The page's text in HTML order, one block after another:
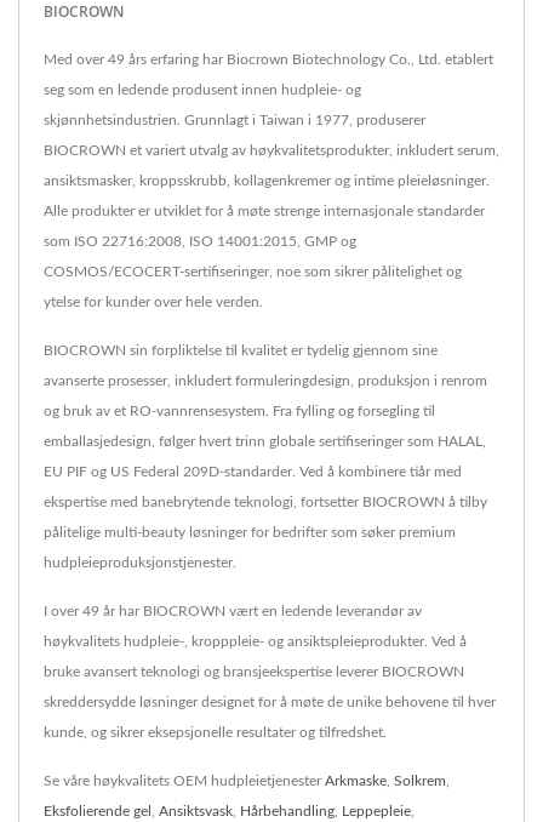
BIOCROWN
Med over 49 års erfaring har Biocrown Biotechnology Co., Ltd. etablert
seg som en ledende produsent innen hudpleie- og
skjønnhetsindustrien. Grunnlagt i Taiwan i 1977, produserer
BIOCROWN et variert utvalg av høykvalitetsprodukter, inkludert serum,
ansiktsmasker, kroppsskrubb, kollagenkremer og intime pleieløsninger.
Alle produkter er utviklet for å møte strenge internasjonale standarder
som ISO 22716:2008, ISO 14001:2015, GMP og
COSMOS/ECOCERT-sertifiseringer, noe som sikrer pålitelighet og
ytelse for kunder over hele verden.
BIOCROWN sin forpliktelse til kvalitet er tydelig gjennom sine
avanserte prosesser, inkludert formuleringdesign, produksjon i renrom
og bruk av et RO-vannrensesystem. Fra fylling og forsegling til
emballasjedesign, følger hvert trinn globale sertifiseringer som HALAL,
EU PIF og US Federal 209D-standarder. Ved å kombinere tiår med
ekspertise med banebrytende teknologi, fortsetter BIOCROWN å tilby
pålitelige multi-beauty løsninger for bedrifter som søker premium
hudpleieproduksjonstjenester.
I over 49 år har BIOCROWN vært en ledende leverandør av
høykvalitets hudpleie-, kropppleie- og ansiktspleieprodukter. Ved å
bruke avansert teknologi og bransjeekspertise leverer BIOCROWN
skreddersydde løsninger designet for å møte de unike behovene til hver
kunde, og sikrer eksepsjonelle resultater og tilfredshet.
Se våre høykvalitets OEM hudpleietjenesterArkmaske Solkrem
Eksfolierende gel Ansiktsvask Hårbehandling Leppepleie